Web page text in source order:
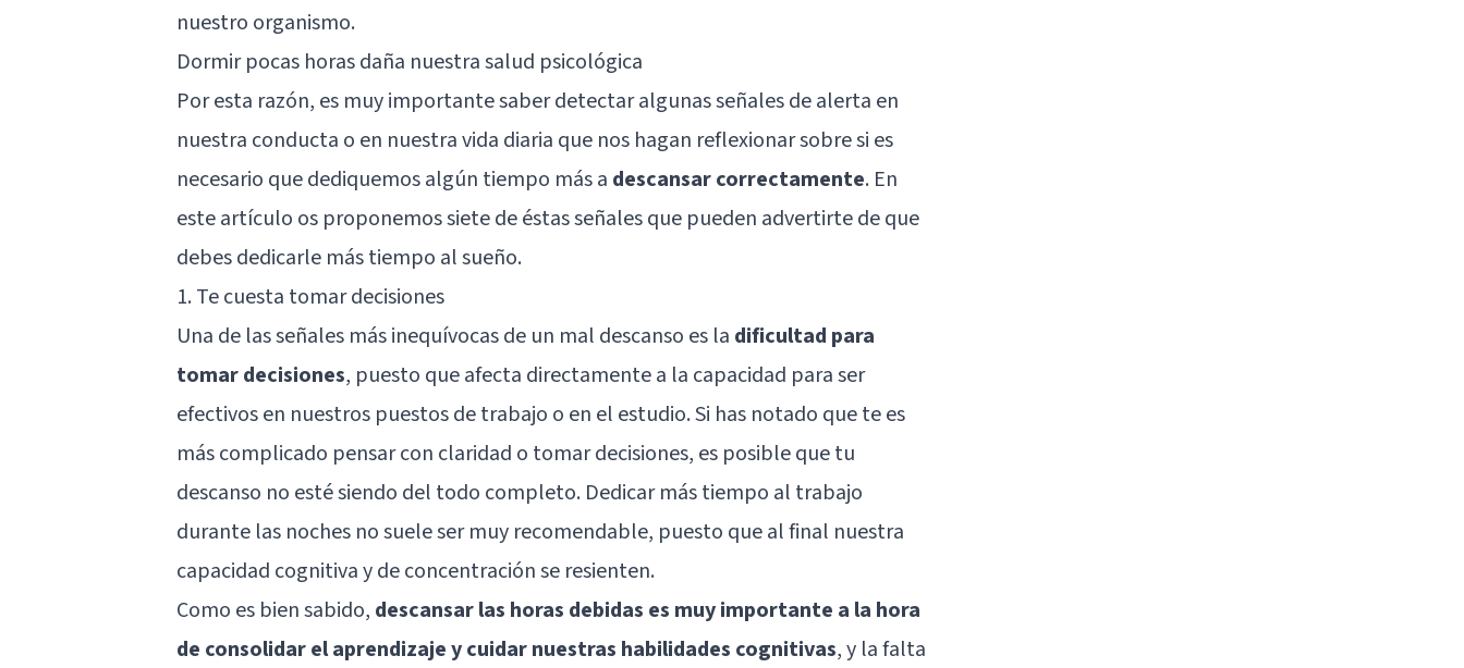
nuestro organismo.
Dormir pocas horas daña nuestra salud psicológica
Por esta razón, es muy importante saber detectar algunas señales de alerta en
nuestra conducta o en nuestra vida diaria que nos hagan reflexionar sobre si es
necesario que dediquemos algún tiempo más a descansar correctamente. En
este artículo os proponemos siete de éstas señales que pueden advertirte de que
debes dedicarle más tiempo al sueño.
1. Te cuesta tomar decisiones
Una de las señales más inequívocas de un mal descanso es la dificultad para
tomar decisiones, puesto que afecta directamente a la capacidad paraser
efectivos en nuestros puestos de trabajo o en el estudio. Si has notado que te es
más complicado pensar con claridad o tomar decisiones, es posible que tu
descanso no esté siendo del todo completo. Dedicar más tiempo al trabajo
durante las noches no suele ser muy recomendable, puesto que al final nuestra
capacidad cognitiva y de concentración se resienten.
Como es bien sabido, descansar las horas debidas es muy importante a la hora
de consolidar el aprendizaje y cuidar nuestras habilidades cognitivas, y la falta